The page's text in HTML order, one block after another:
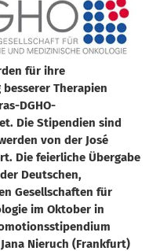
für ihre
Therapien
DGHO-
Die Stipendien sind
von der José
Die feierliche Übergabe
Deutschen,
Gesellschaften für
im Oktober in
Nieruch (Frankfurt)